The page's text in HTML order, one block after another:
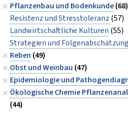
Pflanzenbau und Bodenkunde(68)
Resistenz und Stresstoleranz (57)
Landwirtschaftliche Kulturen (55)
Strategien und Folgenabschätzung
Reben (49)
Obst und Weinbau (47)
Epidemiologie und
Ökologische Chemie
(44)